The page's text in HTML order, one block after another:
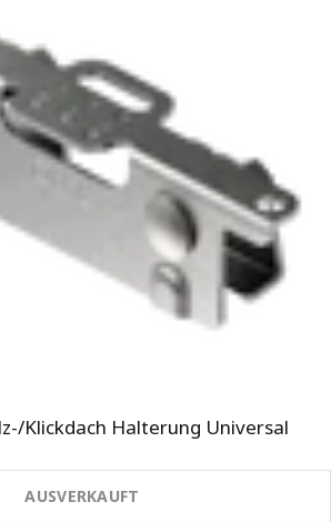
Klickdach Halterung Universal
AUSVERKAUFT